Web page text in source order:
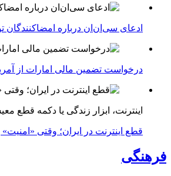
ادعای سی‌ان‌ان درباره امضاکنندگان
درخواست تضمین مالی امارات از
اینترنت، ابزار زندگی یا دکمه
قطع اینترنت در ایران؛ وقتی
فرهنگی